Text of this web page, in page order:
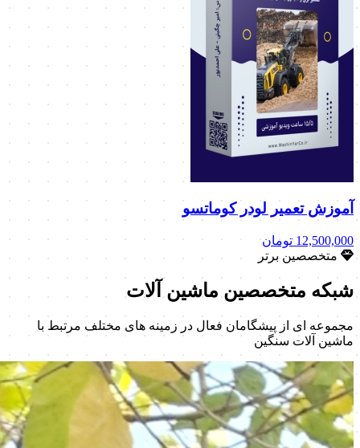
آموزش تعمیر لودر کوماتسو
12,500,000 تومان
متخصصین برتر
شبکه متخصصین ماشین آلات
مجموعه ای از پیشگامان فعال در زمینه های مختلف مرتبط با
ماشین آلات سنگین